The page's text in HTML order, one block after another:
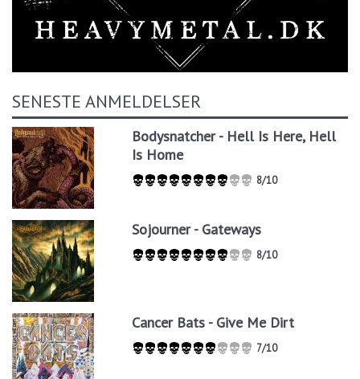
SENESTE ANMELDELSER
Bodysnatcher - Hell Is Here, Hell
Is Home
8/10
Sojourner - Gateways
8/10
Cancer Bats - Give Me Dirt
7/10